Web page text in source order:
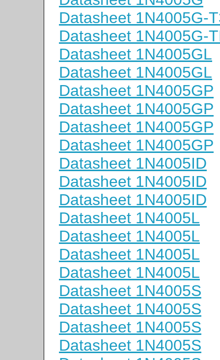
Datasheet 1N4005G-
Datasheet 1N4005G-
Datasheet 1N4005GL
Datasheet 1N4005GL
Datasheet 1N4005GP
Datasheet 1N4005GP
Datasheet 1N4005GP
Datasheet 1N4005GP
Datasheet 1N4005ID
Datasheet 1N4005ID
Datasheet 1N4005ID
Datasheet 1N4005L
Datasheet 1N4005L
Datasheet 1N4005L
Datasheet 1N4005L
Datasheet 1N4005S
Datasheet 1N4005S
Datasheet 1N4005S
Datasheet 1N4005S